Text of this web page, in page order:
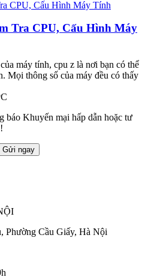
Tra CPU, Cấu Hình Máy
máy tính, cpu z là nơi bạn có thể
Mọi thông số của máy đều có thấy
báo Khuyến mại hấp dẫn hoặc tư
Gửi ngay
Phường Cầu Giấy, Hà Nội